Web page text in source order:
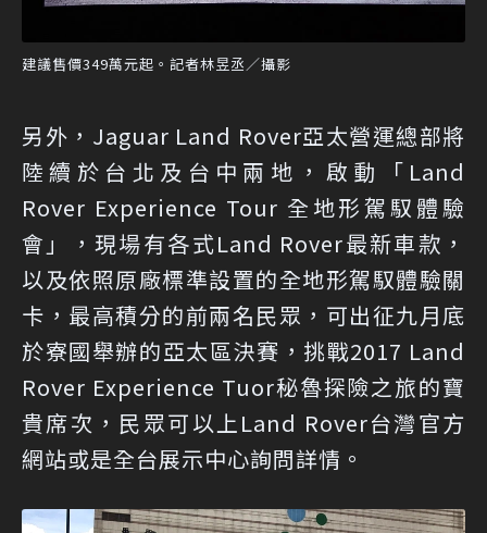
建議售價349萬元起。記者林昱丞／攝影
另外，Jaguar Land Rover亞太營運總部將
陸續於台北及台中兩地，啟動「Land
Rover Experience Tour 全地形駕馭體驗
會」，現場有各式Land Rover最新車款，
以及依照原廠標準設置的全地形駕馭體驗關
卡，最高積分的前兩名民眾，可出征九月底
於寮國舉辦的亞太區決賽，挑戰2017 Land
Rover Experience Tuor秘魯探險之旅的寶
貴席次，民眾可以上Land Rover台灣官方
網站或是全台展示中心詢問詳情。